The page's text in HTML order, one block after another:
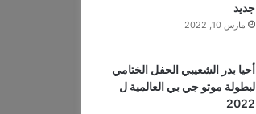
جديد
مارس 10, 2022
أحيا بدر الشعيبي الحفل الختامي
لبطولة موتو جي بي العالمية ل
2022